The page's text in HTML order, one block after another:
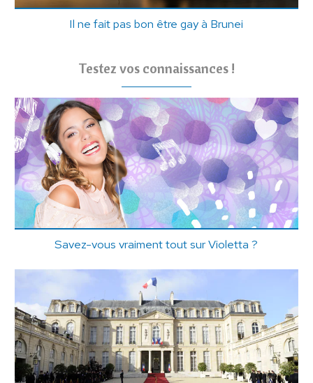
Il ne fait pas bon être gay à Brunei
Testez vos connaissances !
Savez-vous vraiment tout sur Violetta ?